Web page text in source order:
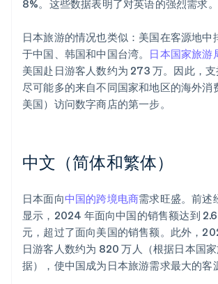
8%。这些数据表明了对英语的强烈需求。
日本旅游的情况也类似：美国在客源地中
于中国、韩国和中国台湾。 日本国家旅游
美国赴日游客人数约为 273 万。因此，支
尽可能多的来自不同国家和地区的海外消
美国）访问数字商店的第一步。
中文（简体和繁体）
日本面向中国的跨境电商需求旺盛。前述
显示，2024 年面向中国的销售额达到
元，超过了面向美国的销售额。此外，
日游客人数约为 820 万人（根据日本国
据），使中国成为日本旅游需求最大的客